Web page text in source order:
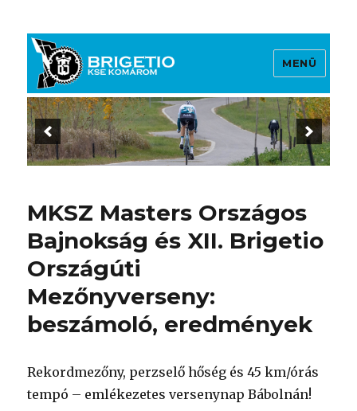
Brigetio KSE
MENÜ
MKSZ Masters Országos
Bajnokság és XII. Brigetio
Országúti
Mezőnyverseny:
beszámoló, eredmények
Rekordmezőny, perzselő hőség és 45 km/órás
tempó – emlékezetes versenynap Bábolnán!